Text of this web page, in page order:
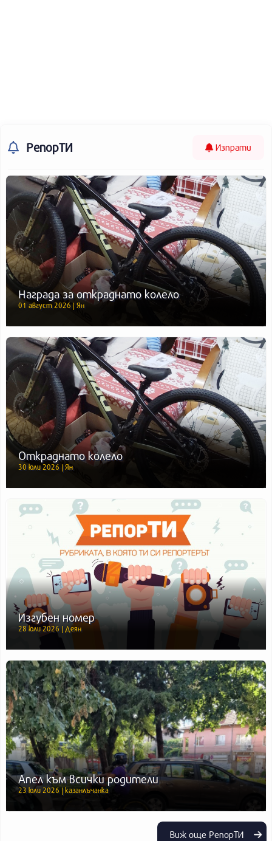
РепорТИ Изпрати
Награда за откраднато колело
01 август 2026 | Ян
Откраднато колело
30 юли 2026 | Ян
Изгубен номер
28 юли 2026 | Деян
Апел към всички родители
23 юли 2026 | казанлъчанка
Виж още РепорТИ